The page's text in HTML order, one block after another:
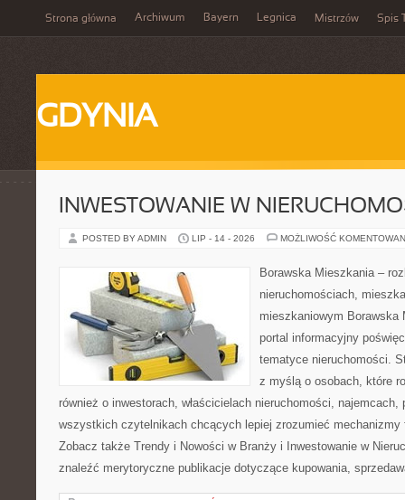
Strona główna Archiwum Bayern Legnica Mistrzów Spis
GDYNIA
INWESTOWANIE W
POSTED BY ADMIN LIP - 14 - 2026 MOŻLIWOŚĆ
Borawska Mieszkania –
nieruchomościach,
mieszkaniowym Borawska
portal informacyjny
tematyce nieruchomości.
z myślą o osobach, które
również o inwestorach, właścicielach nieruchomości, najemcach,
wszystkich czytelnikach chcących lepiej zrozumieć mechanizmy
Zobacz także Trendy i Nowości w Branży i Inwestowanie w
znaleźć merytoryczne publikacje dotyczące kupowania,